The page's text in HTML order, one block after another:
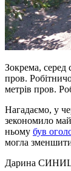
Зокрема,
пров.
метрів пров.
Нагадаємо, у
зекономило
ньому був
могла
Дарина